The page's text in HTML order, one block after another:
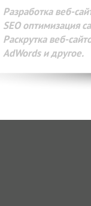
Разработка веб-
SEO оптимизация
Раскрутка веб-
AdWords и другое.